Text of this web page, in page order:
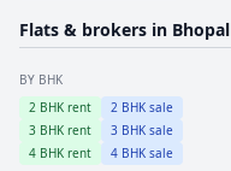
Flats & brokers in Bhopal
BY BHK
2 BHK rent 2 BHK sale
3 BHK rent 3 BHK sale
4 BHK rent 4 BHK sale